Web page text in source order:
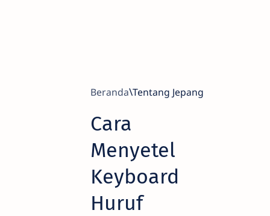
Beranda Tentang Jepang
Cara
Menyetel
Keyboard
Huruf